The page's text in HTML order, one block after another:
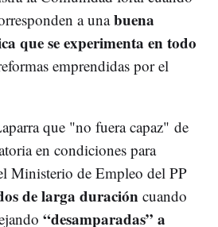
a unabuena
que se experimenta en todo
emprendidas por el
que "no fuera capaz" de
en condiciones para
Ministerio de Empleo del PP
de larga duracióncuando
“desamparadas” a